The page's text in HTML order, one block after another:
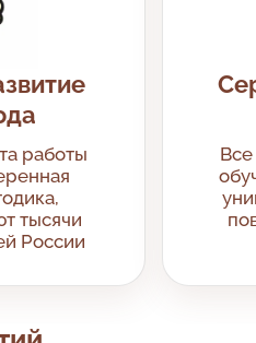
работы
тысячи
России